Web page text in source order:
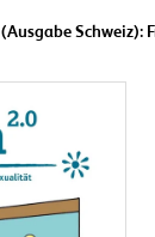
Schweiz):